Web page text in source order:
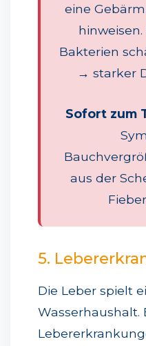
eine
Bakterien
→ starker
Sofort zum
aus der
5.
Die Leber spielt
Wasserhaushalt.